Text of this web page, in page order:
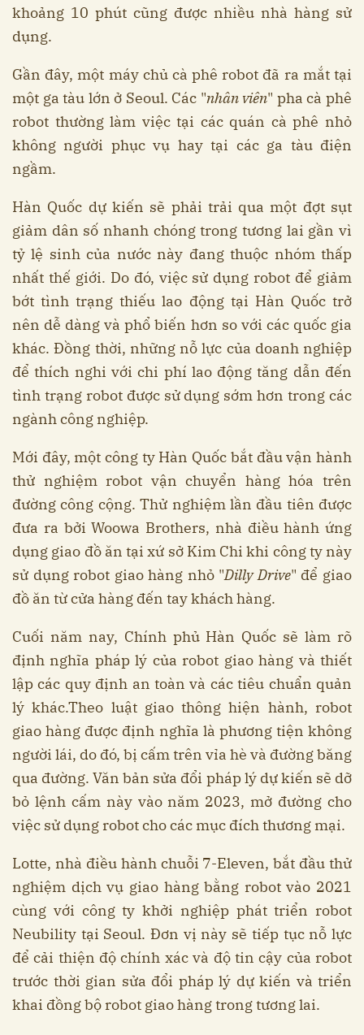
khoảng 10 phút cũng được nhiều nhà hàng sử
dụng.
Gần đây, một máy chủ cà phê robot đã ra mắt tại
một ga tàu lớn ở Seoul. Các "nhân viên" pha cà phê
robot thường làm việc tại các quán cà phê nhỏ
không người phục vụ hay tại các ga tàu điện
ngầm.
Hàn Quốc dự kiến sẽ phải trải qua một đợt sụt
giảm dân số nhanh chóng trong tương lai gần vì
tỷ lệ sinh của nước này đang thuộc nhóm thấp
nhất thế giới. Do đó, việc sử dụng robot để giảm
bớt tình trạng thiếu lao động tại Hàn Quốc trở
nên dễ dàng và phổ biến hơn so với các quốc gia
khác. Đồng thời, những nỗ lực của doanh nghiệp
để thích nghi với chi phí lao động tăng dẫn đến
tình trạng robot được sử dụng sớm hơn trong các
ngành công nghiệp.
Mới đây, một công ty Hàn Quốc bắt đầu vận hành
thử nghiệm robot vận chuyển hàng hóa trên
đường công cộng. Thử nghiệm lần đầu tiên được
đưa ra bởi Woowa Brothers, nhà điều hành ứng
dụng giao đồ ăn tại xứ sở Kim Chi khi công ty này
sử dụng robot giao hàng nhỏ "Dilly Drive" để giao
đồ ăn từ cửa hàng đến tay khách hàng.
Cuối năm nay, Chính phủ Hàn Quốc sẽ làm rõ
định nghĩa pháp lý của robot giao hàng và thiết
lập các quy định an toàn và các tiêu chuẩn quản
lý khác.Theo luật giao thông hiện hành, robot
giao hàng được định nghĩa là phương tiện không
người lái, do đó, bị cấm trên vỉa hè và đường băng
qua đường. Văn bản sửa đổi pháp lý dự kiến sẽ dỡ
bỏ lệnh cấm này vào năm 2023, mở đường cho
việc sử dụng robot cho các mục đích thương mại.
Lotte, nhà điều hành chuỗi 7-Eleven, bắt đầu thử
nghiệm dịch vụ giao hàng bằng robot vào 2021
cùng với công ty khởi nghiệp phát triển robot
Neubility tại Seoul. Đơn vị này sẽ tiếp tục nỗ lực
để cải thiện độ chính xác và độ tin cậy của robot
trước thời gian sửa đổi pháp lý dự kiến và triển
khai đồng bộ robot giao hàng trong tương lai.